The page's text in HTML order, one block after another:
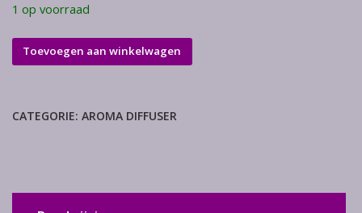
1 op voorraad
Zout
diffuser
Toevoegen aan winkelwagen
CATEGORIE: AROMA DIFFUSER